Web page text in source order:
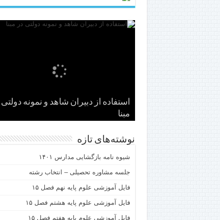
استفاده از دبیران شاهد و نمونه دولتی
مبنا
اینفوگرافی اهداف دبیرستان پسرانه
ما می خواهیم آن کسی که از آموزش
پرورش خارج می شود:
گرفتاری بشر …
اساس عالم بر تربیت انسان است
نوشته‌های تازه
شیوه نامه بازگشایی مدارس ۱۴۰۱
جلسه مشاوره تحصیلی – انتخاب رشته
فایل آموزشی علوم پایه نهم فصل ۱۵
فایل آموزشی علوم پایه هشتم فصل ۱۵
فایل آموزشی علوم پایه هفتم فصل ۱۵